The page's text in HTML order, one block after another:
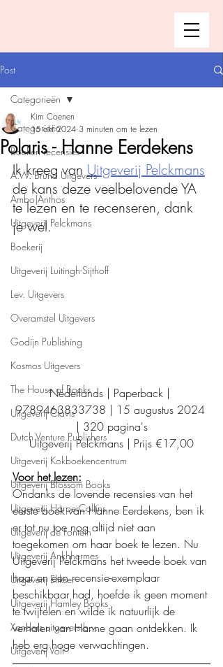
Post
Categorieën
Boeken recensies
A.W. Bruna Uitgevers
Ambo|Anthos
Uitgeverij Pelckmans
Boekerij
Uitgeverij Luitingh-Sijthoff
Lev. Uitgevers
Overamstel Uitgevers
Godijn Publishing
Kosmos Uitgevers
The House of Books
Uitgeverij Clavis
Dutch Venture Publishers
Uitgeverij Kokboekencentrum
Uitgeverij Blossom Books
Uitgeverij HarperCollins
Uitgeverij de Fontein
Uitgeverij Ankhhermes
Uitgeverij Elikser
Uitgeverij Hamley Books
Xanders uitgevers b.v.
Uitgeverij Volt
Categorieën
Polaris - Hanne Eerdekens
Kim Coenen
15 okt 2024 3 minuten om te lezen
Ik kreeg van Uitgeverij Pelckmans
de kans deze veelbelovende YA
te lezen en te recenseren, dank
je wel.
Nederlands | Paperback |
9789463833738 | 15 augustus 2024
| 320 pagina's
Uitgeverij Pelckmans | Prijs €17,00
Voor het lezen:
Ondanks de lovende recensies van het
eerste boek van Hanne Eerdekens, ben ik
er tot nu toe nog altijd niet aan
toegekomen om haar boek te lezen. Nu
Uitgeverij Pelckmans het tweede boek van
haar en een recensie-exemplaar
beschikbaar had, hoefde ik geen moment
te twijfelen en wilde ik natuurlijk de
verhalen van Hanne gaan ontdekken. Ik
heb erg hoge verwachtingen.